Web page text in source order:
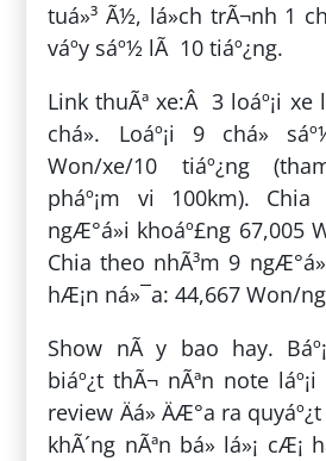
tuá»³ Ã½, lá»ch trÃ¬nh 1
váº­y sáº½ lÃ 10 tiáº¿ng.
Link thuÃª xe:Â 3 loáº¡i xe
chá». Loáº¡i 9 chá»
Won/xe/10 tiáº¿ng
pháº¡m vi 100km).
ngÆ°á»i khoáº£ng 67,005
Chia theo nhÃ³m 9
hÆ¡n ná»¯a: 44,667 Won/
Show nÃ y bao hay.
biáº¿t thÃ¬ nÃªn note láº¡i
review Äá» ÄÆ°a ra
khÃ´ng nÃªn bá» lá»¡ cÆ¡